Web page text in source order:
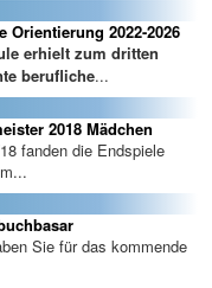
2022-2026
erhielt zum dritten
berufliche...
2018 Mädchen
fanden die Endspiele
Sie für das kommende